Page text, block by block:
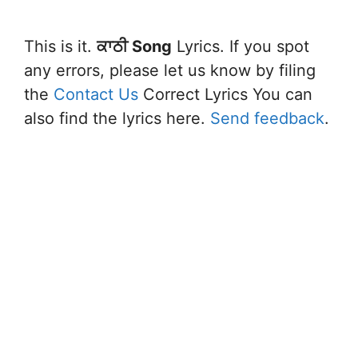
This is it.ਕਾਠੀ Song Lyrics. If you spot
any errors, please let us know by filing
the Contact Us Correct Lyrics You can
also find the lyrics here. Send feedback.